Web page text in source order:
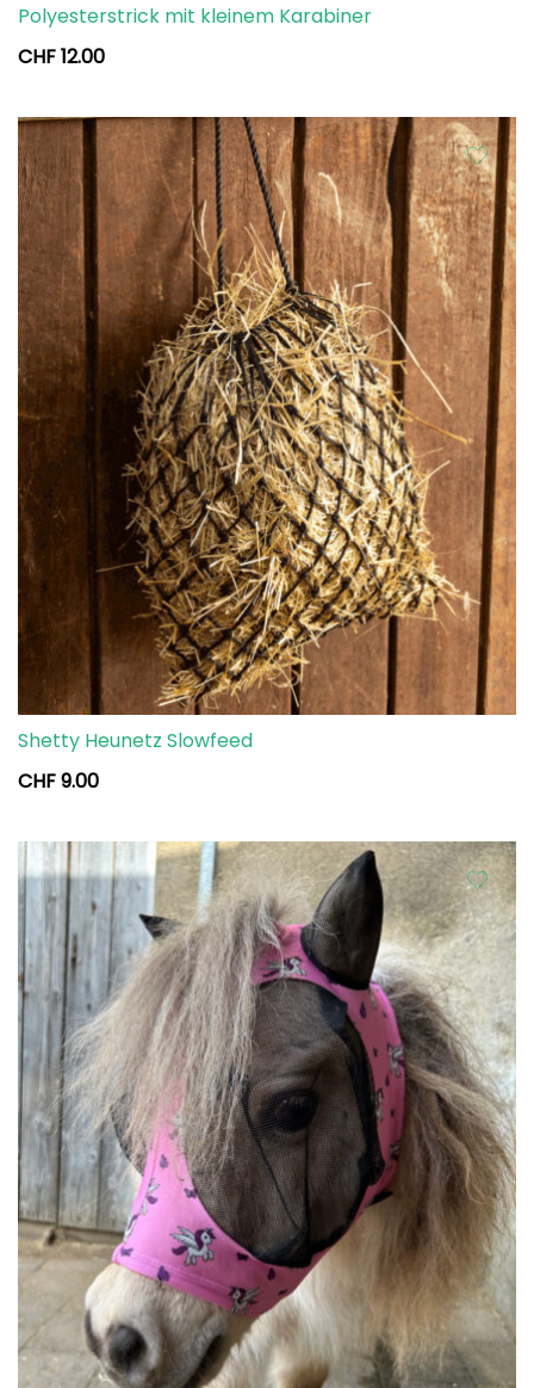
Polyesterstrick mit kleinem Karabiner
CHF12.00
Shetty Heunetz Slowfeed
CHF9.00